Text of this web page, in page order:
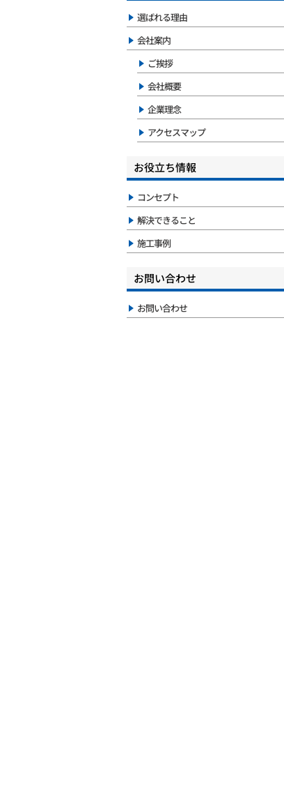
選ばれる理由
会社案内
ご挨拶
会社概要
企業理念
アクセスマップ
お役立ち情報
コンセプト
解決できること
施工事例
お問い合わせ
お問い合わせ